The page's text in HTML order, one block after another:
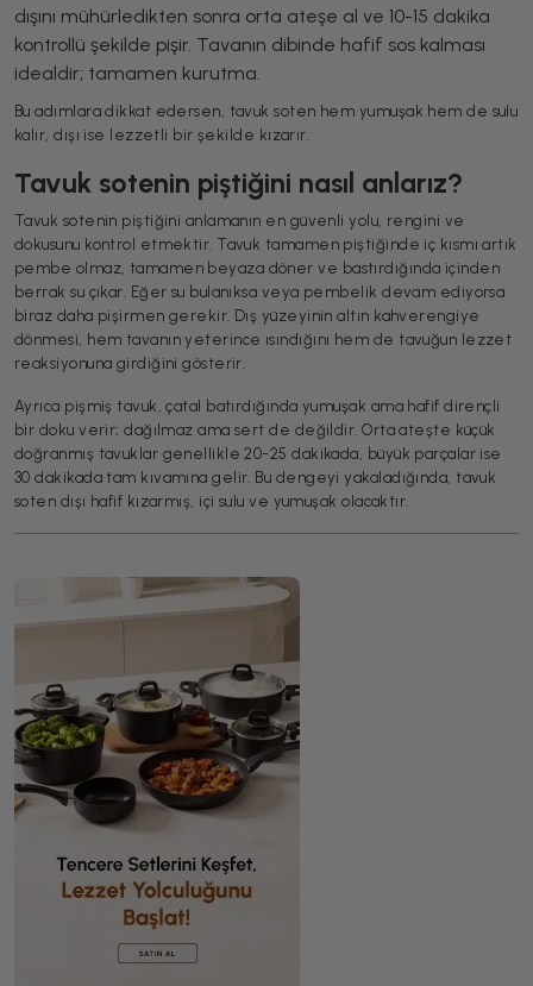
dışını mühürledikten sonra orta ateşe al ve 10-15 dakika
kontrollü şekilde pişir. Tavanın dibinde hafif sos kalması
idealdir; tamamen kurutma.
Bu adımlara dikkat edersen, tavuk soten hem yumuşak hem de sulu
kalır, dışı ise lezzetli bir şekilde kızarır.
Tavuk sotenin piştiğini nasıl anlarız?
Tavuk sotenin piştiğini anlamanın en güvenli yolu, rengini ve
dokusunu kontrol etmektir. Tavuk tamamen piştiğinde iç kısmı artık
pembe olmaz, tamamen beyaza döner ve bastırdığında içinden
berrak su çıkar. Eğer su bulanıksa veya pembelik devam ediyorsa
biraz daha pişirmen gerekir. Dış yüzeyinin altın kahverengiye
dönmesi, hem tavanın yeterince ısındığını hem de tavuğun lezzet
reaksiyonuna girdiğini gösterir.
Ayrıca pişmiş tavuk, çatal batırdığında yumuşak ama hafif dirençli
bir doku verir; dağılmaz ama sert de değildir. Orta ateşte küçük
doğranmış tavuklar genellikle 20-25 dakikada, büyük parçalar ise
30 dakikada tam kıvamına gelir. Bu dengeyi yakaladığında, tavuk
soten dışı hafif kızarmış, içi sulu ve yumuşak olacaktır.